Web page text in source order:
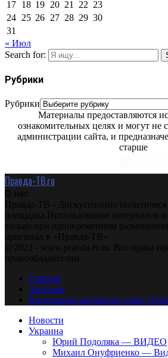
17 18 19 20 21 22 23
24 25 26 27 28 29 30
31
« Июл
Search for:
Рубрики
Рубрики
Материалы предоставляются
ознакомительных целях и могут не
администрации сайта, и
старше
Правда-ТВ.ru
О нас
Правда-ТВ - Дискуссионно
площадка.Использование материалов
только при одновременном
оригинал в «Правда-ТВ»
@2023 - www.pravda-tv.ru. Все права
правообладателям.
Главная
Авторам
Владельцам авторских прав.
Новости
Украина
Юрий Подоляка — ВИДЕО
Михаил Онуфриенко —